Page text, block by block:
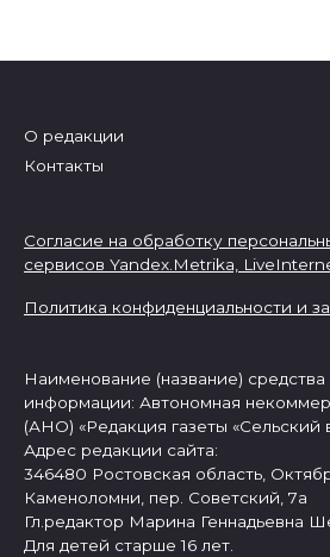
О редакции
Контакты
Согласие на обработку
сервисов Yandex.Metrika,
Политика конфиденциальности и
Наименование (название)
информации: Автономная
(АНО) «Редакция газеты «Сельский
Адрес редакции сайта:
346480 Ростовская область,
Каменоломни, пер. Советский, 7а
Гл.редактор Марина Геннадьевна
Для детей старше 16 лет.